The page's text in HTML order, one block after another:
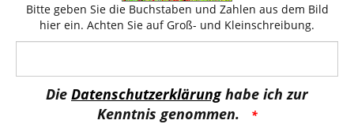
Bitte geben Sie die Buchstaben und Zahlen aus dem Bild
hier ein. Achten Sie auf Groß- und Kleinschreibung.
Die Datenschutzerklärunghabe ich zur
Kenntnis genommen.